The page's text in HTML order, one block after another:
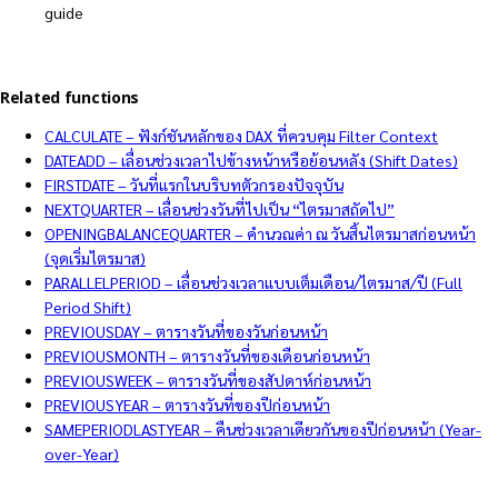
guide
Related functions
CALCULATE – ฟังก์ชันหลักของ DAX ที่ควบคุม Filter Context
DATEADD – เลื่อนช่วงเวลาไปข้างหน้าหรือย้อนหลัง (Shift Dates)
FIRSTDATE – วันที่แรกในบริบทตัวกรองปัจจุบัน
NEXTQUARTER – เลื่อนช่วงวันที่ไปเป็น “ไตรมาสถัดไป”
OPENINGBALANCEQUARTER – คำนวณค่า ณ วันสิ้นไตรมาสก่อนหน้า
(จุดเริ่มไตรมาส)
PARALLELPERIOD – เลื่อนช่วงเวลาแบบเต็มเดือน/ไตรมาส/ปี (Full
Period Shift)
PREVIOUSDAY – ตารางวันที่ของวันก่อนหน้า
PREVIOUSMONTH – ตารางวันที่ของเดือนก่อนหน้า
PREVIOUSWEEK – ตารางวันที่ของสัปดาห์ก่อนหน้า
PREVIOUSYEAR – ตารางวันที่ของปีก่อนหน้า
SAMEPERIODLASTYEAR – คืนช่วงเวลาเดียวกันของปีก่อนหน้า (Year-
over-Year)